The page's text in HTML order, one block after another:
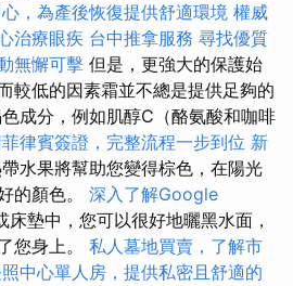
，為產後恢復提供舒適環境 權威
治療眼疾 台中推拿服務 尋找優質
無懈可擊 但是，更強大的保護始
較低的因素霜並不總是提供足夠的
成分，例如肌醇C（酪氨酸和咖啡
律賓簽證，完整流程一步到位 新
水果將幫助您變得棕色，在陽光
的顏色。 深入了解Google
床墊中，您可以很好地曬黑水面，
您身上。 私人墓地買賣，了解市
中心單人房，提供私密且舒適的